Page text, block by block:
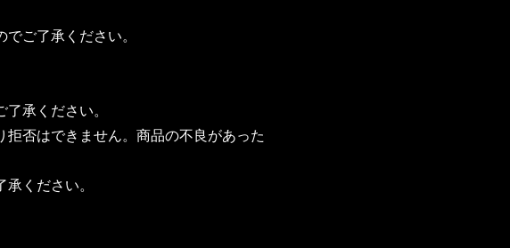
ご了承ください。
承ください。
否はできません。商品の不良があった
ください。